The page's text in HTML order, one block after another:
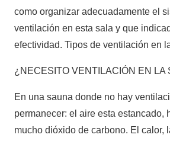
como organizar adecuadamente el
ventilación en esta sala y que
efectividad. Tipos de ventilación en
¿NECESITO VENTILACIÓN EN LA
En una sauna donde no hay
permanecer: el aire esta estancado,
mucho dióxido de carbono. El calor,